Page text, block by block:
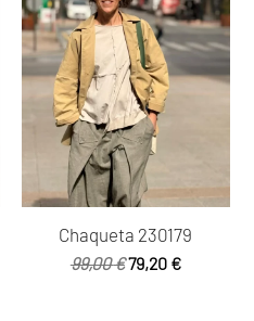
Chaqueta 230179
99,00€El
79,20 €El